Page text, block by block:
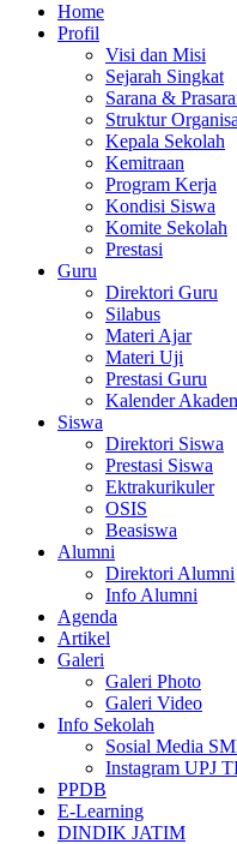
Home
Profil
Visi dan Misi
Sejarah Singkat
Sarana &
Struktur
Kepala Sekolah
Kemitraan
Program Kerja
Kondisi Siswa
Komite Sekolah
Prestasi
Guru
Direktori Guru
Silabus
Materi Ajar
Materi Uji
Prestasi Guru
Kalender
Siswa
Direktori Siswa
Prestasi Siswa
Ektrakurikuler
OSIS
Beasiswa
Alumni
Direktori Alumni
Info Alumni
Agenda
Artikel
Galeri
Galeri Photo
Galeri Video
Info Sekolah
Sosial Media
Instagram UPJ
PPDB
E-Learning
DINDIK JATIM